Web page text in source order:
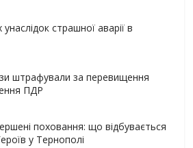
страшної аварії в
штрафували за перевищення
ПДР
поховання: що відбувається
у Тернополі